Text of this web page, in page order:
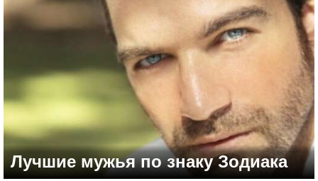
Лучшие мужья по знаку Зодиака